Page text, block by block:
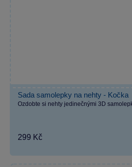
Sada samolepky na nehty - Kočka
Ozdobte si nehty jedinečnými 3D
299 Kč